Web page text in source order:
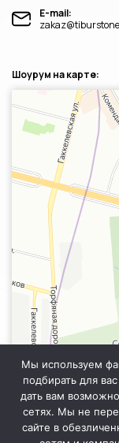
Мы используем
подбирать для
дать вам
сетях. Мы не
сайте в
E-mail:
Шоурум на карте:
Санкт‑Петербург
Яндекс.Карты —
Информация на сайте